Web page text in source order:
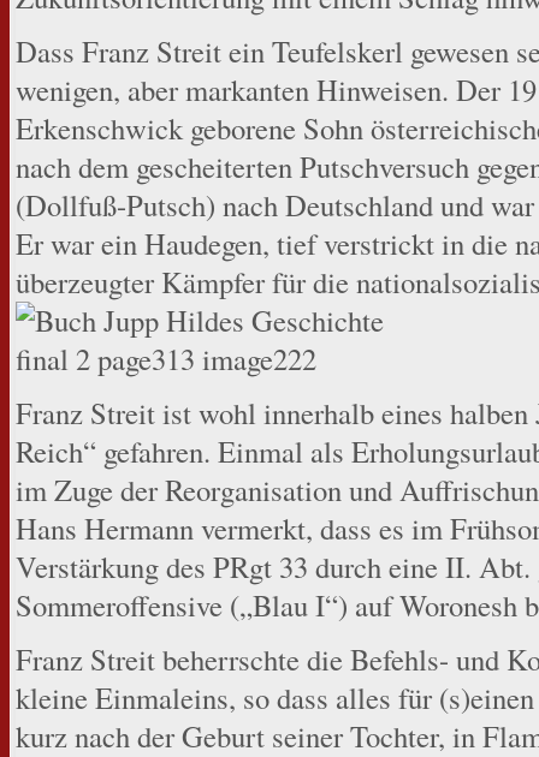
Dass Franz Streit ein Teufelskerl gewesen
wenigen, aber markanten Hinweisen. Der
Erkenschwick geborene Sohn
nach dem gescheiterten Putschversuch
(Dollfuß-Putsch) nach Deutschland und
Er war ein Haudegen, tief verstrickt in die
überzeugter Kämpfer für die
Franz Streit ist wohl innerhalb eines
Reich“ gefahren. Einmal als
im Zuge der Reorganisation und
Hans Hermann vermerkt, dass es im
Verstärkung des PRgt 33 durch eine II.
Sommeroffensive („Blau I“) auf Woronesh
Franz Streit beherrschte die Befehls- und
kleine Einmaleins, so dass alles für
kurz nach der Geburt seiner Tochter, in